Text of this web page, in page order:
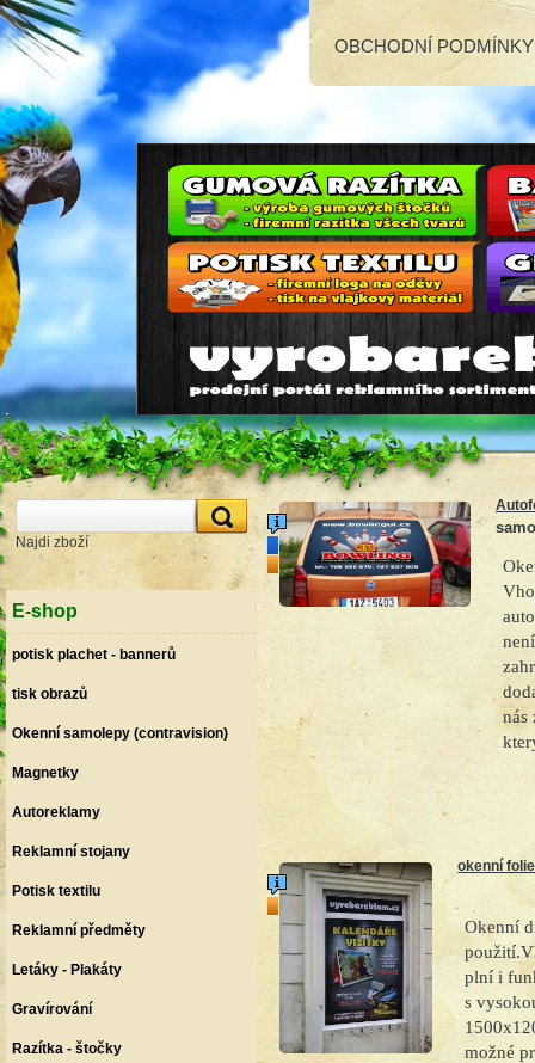
OBCHODNÍ PODMÍNKY
Najdi zboží
E-shop
potisk plachet - bannerů
tisk obrazů
Okenní samolepy (contravision)
Magnetky
Autoreklamy
Reklamní stojany
Potisk textilu
Reklamní předměty
Letáky - Plakáty
Gravírování
Razítka - štočky
nás
novinka
top produkt
okenní
Okenní
plní i
s
možné
top produkt